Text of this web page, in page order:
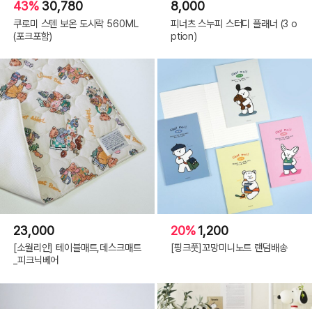
43% 30,780
쿠로미 스텐 보온 도시락 560ML
(포크포함)
8,000
피너츠 스누피 스터디 플래너 (3 o
ption)
23,000
[소월리안] 테이블매트,데스크매트
_피크닉베어
20%1,200
[핑크풋]꼬망미니노트 랜덤배송